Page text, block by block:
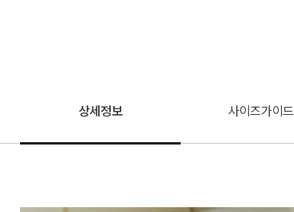
상세정보 사이즈가이드